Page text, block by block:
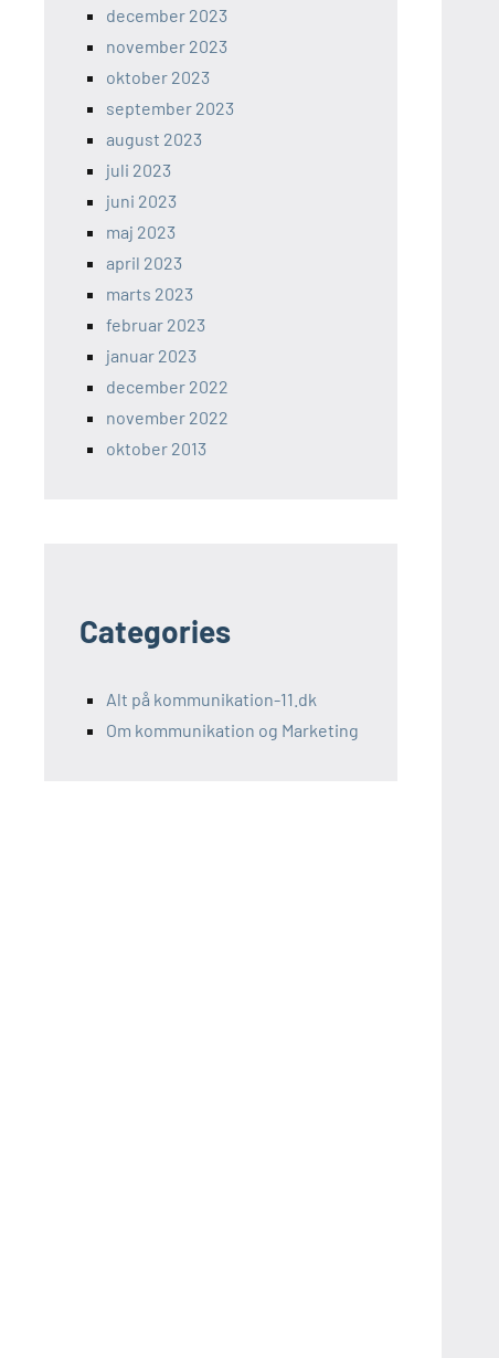
december 2023
november 2023
oktober 2023
september 2023
august 2023
juli 2023
juni 2023
maj 2023
april 2023
marts 2023
februar 2023
januar 2023
december 2022
november 2022
oktober 2013
Categories
Alt på kommunikation-11.dk
Om kommunikation og Marketing